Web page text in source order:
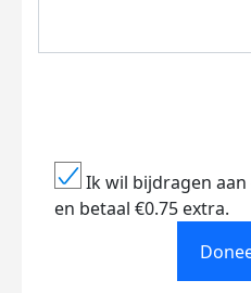
Ik wil bijdragen
en betaal €0.75 extra.